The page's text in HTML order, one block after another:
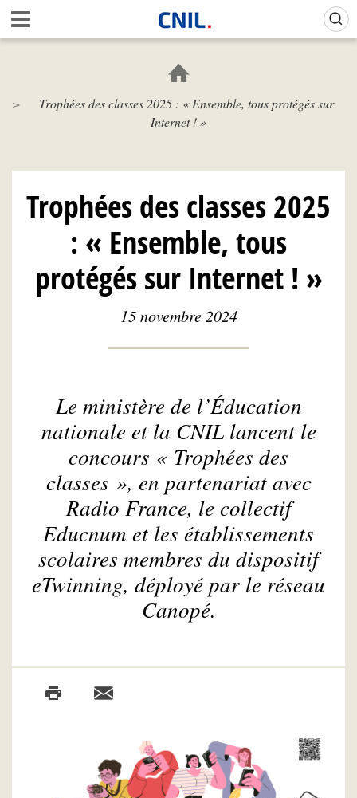
Aller
au
contenu
c
i
N
L
Trophées des classes 2025 : « Ensemble, tous protégés sur
Internet ! »
Trophées des classes 2025
: « Ensemble, tous
protégés sur Internet ! »
15 novembre 2024
Le ministère de l’Éducation
nationale et la CNIL lancent le
concours « Trophées des
classes », en partenariat avec
Radio France, le collectif
Educnum et les établissements
scolaires membres du dispositif
eTwinning, déployé par le réseau
Canopé.
Gestion de vos préférences sur les cookies (témoins de connexion)